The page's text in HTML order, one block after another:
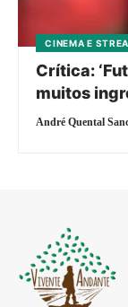
CINEMA E
Crítica:
muitos
André Quental